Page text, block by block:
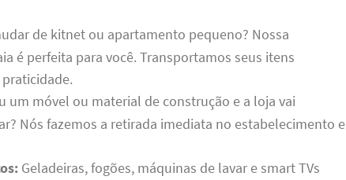
de kitnet ou apartamento pequeno? Nossa
é perfeita para você. Transportamos seus itens
um móvel ou material de construção e a loja vai
Nós fazemos a retirada imediata no estabelecimento e
Geladeiras, fogões, máquinas de lavar e smart TVs